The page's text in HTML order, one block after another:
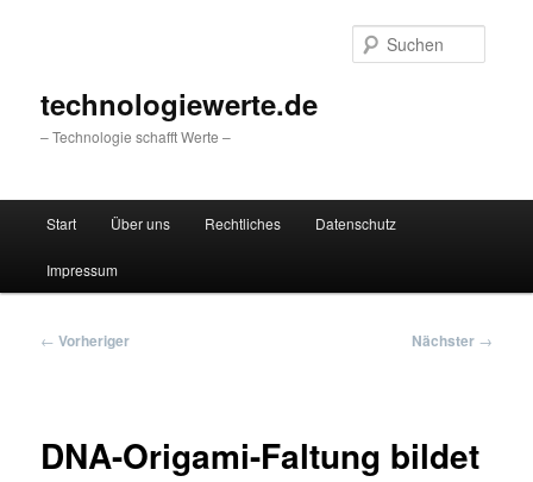
technologiewerte.de
– Technologie schafft Werte –
Start Über uns Rechtliches Datenschutz
Impressum
Beitragsnavigation
← Vorheriger Nächster →
DNA-Origami-Faltung bildet